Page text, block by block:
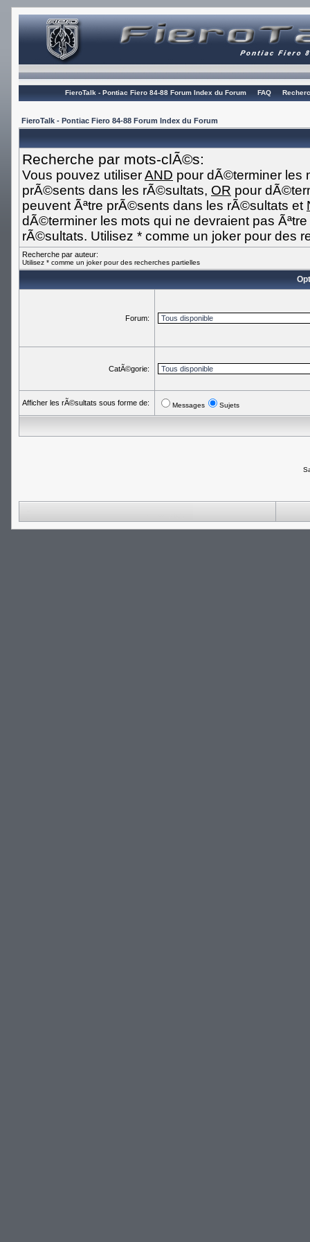
FieroTalk - Pontiac Fiero 84-88 Forum Index du Forum FAQ
FieroTalk - Pontiac Fiero 84-88 Forum Index du Forum
Recherche par mots-clÃ©s:
Vous pouvez utiliserAND pour dÃ©terminer les
prÃ©sents dans les rÃ©sultats, OR pour
peuvent Ãªtre prÃ©sents dans les rÃ©sultats et
dÃ©terminer les mots qui ne devraient pas
rÃ©sultats. Utilisez * comme un joker pour des
Recherche par auteur:
Utilisez * comme un joker pour des recherches partielles
Forum:
CatÃ©gorie:
Afficher les rÃ©sultats sous forme de: Messages Sujets